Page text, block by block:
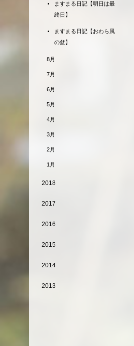
ますまる日記【明日は最
終日】
ますまる日記【おわら風
の盆】
8月
7月
6月
5月
4月
3月
2月
1月
2018
2017
2016
2015
2014
2013